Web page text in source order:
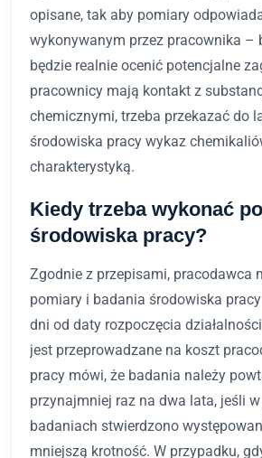
opisane, tak aby pomiary
wykonywanym przez pracownika –
będzie realnie ocenić potencjalne
pracownicy mają kontakt z
chemicznymi, trzeba przekazać do
środowiska pracy wykaz
charakterystyką.
Kiedy trzeba wykonać
środowiska pracy?
Zgodnie z przepisami, pracodawca
pomiary i badania środowiska
dni od daty rozpoczęcia
jest przeprowadzane na koszt
pracy mówi, że badania należy
przynajmniej raz na dwa lata, jeśli
badaniach stwierdzono
mniejszą krotność. W przypadku,